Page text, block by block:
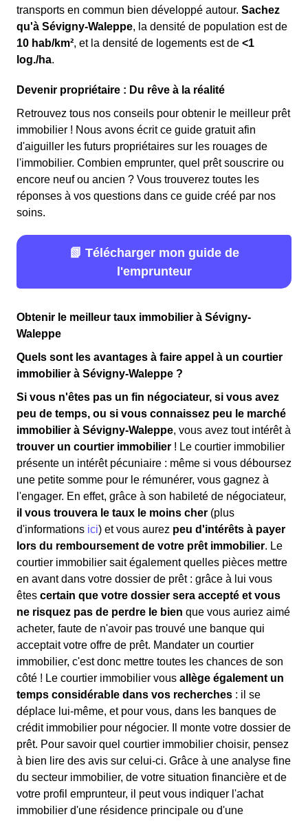
transports en commun bien développé autour. Sachez
qu'à Sévigny-Waleppe, la densité de population est de
10 hab/km², et la densité de logements est de <1
log./ha.
Devenir propriétaire : Du rêve à la réalité
Retrouvez tous nos conseils pour obtenir le meilleur prêt
immobilier ! Nous avons écrit ce guide gratuit afin
d'aiguiller les futurs propriétaires sur les rouages de
l'immobilier. Combien emprunter, quel prêt souscrire ou
encore neuf ou ancien ? Vous trouverez toutes les
réponses à vos questions dans ce guide créé par nos
soins.
📗 Télécharger mon guide de
l'emprunteur
Obtenir le meilleur taux immobilier à Sévigny-
Waleppe
Quels sont les avantages à faire appel à un courtier
immobilier à Sévigny-Waleppe ?
Si vous n'êtes pas un fin négociateur, si vous avez
peu de temps, ou si vous connaissez peu le marché
immobilier à Sévigny-Waleppe, vous avez tout intérêt à
trouver un courtier immobilier ! Le courtier immobilier
présente un intérêt pécuniaire : même si vous déboursez
une petite somme pour le rémunérer, vous gagnez à
l'engager. En effet, grâce à son habileté de négociateur,
il vous trouvera le taux le moins cher (plus
d'informations ici) et vous aurez peu d'intérêts à payer
lors du remboursement de votre prêt immobilier. Le
courtier immobilier sait également quelles pièces mettre
en avant dans votre dossier de prêt : grâce à lui vous
êtes certain que votre dossier sera accepté et vous
ne risquez pas de perdre le bien que vous auriez aimé
acheter, faute de n'avoir pas trouvé une banque qui
acceptait votre offre de prêt. Mandater un courtier
immobilier, c'est donc mettre toutes les chances de son
côté ! Le courtier immobilier vous allège également un
temps considérable dans vos recherches : il se
déplace lui-même, et pour vous, dans les banques de
crédit immobilier pour négocier. Il monte votre dossier de
prêt. Pour savoir quel courtier immobilier choisir, pensez
à bien lire des avis sur celui-ci. Grâce à une analyse fine
du secteur immobilier, de votre situation financière et de
votre profil emprunteur, il peut vous indiquer l'achat
immobilier d'une résidence principale ou d'une